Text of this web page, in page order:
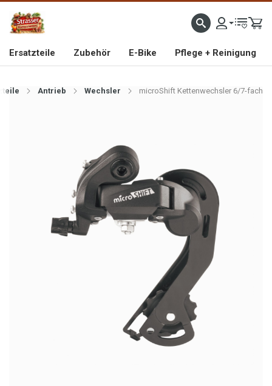
IMPORTEUR VON HOCHWERTIGEN FAHRRAD- UND MOFAERSATZTEILEN SEIT 1993
Ersatzteile Zubehör E-Bike Pflege + Reinigung
Antrieb Wechsler microShift Kettenwechsler 6/7-fach